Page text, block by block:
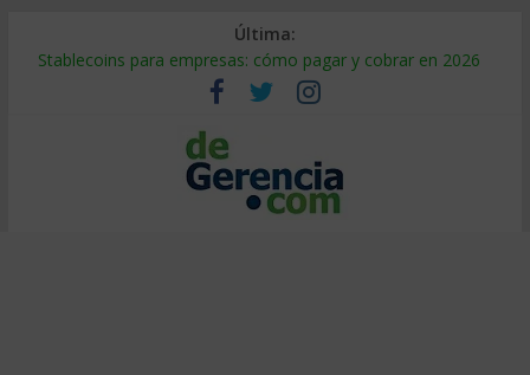
Última:
Stablecoins para empresas: cómo pagar y cobrar en 2026
Despido silencioso: qué es y por qué sale tan caro
IA en selección de personal: cómo auditarla a tiempo
Trabajo forzoso en la cadena de suministro: qué hacer
Mercado hispano de EE. UU.: cómo segmentarlo y venderle